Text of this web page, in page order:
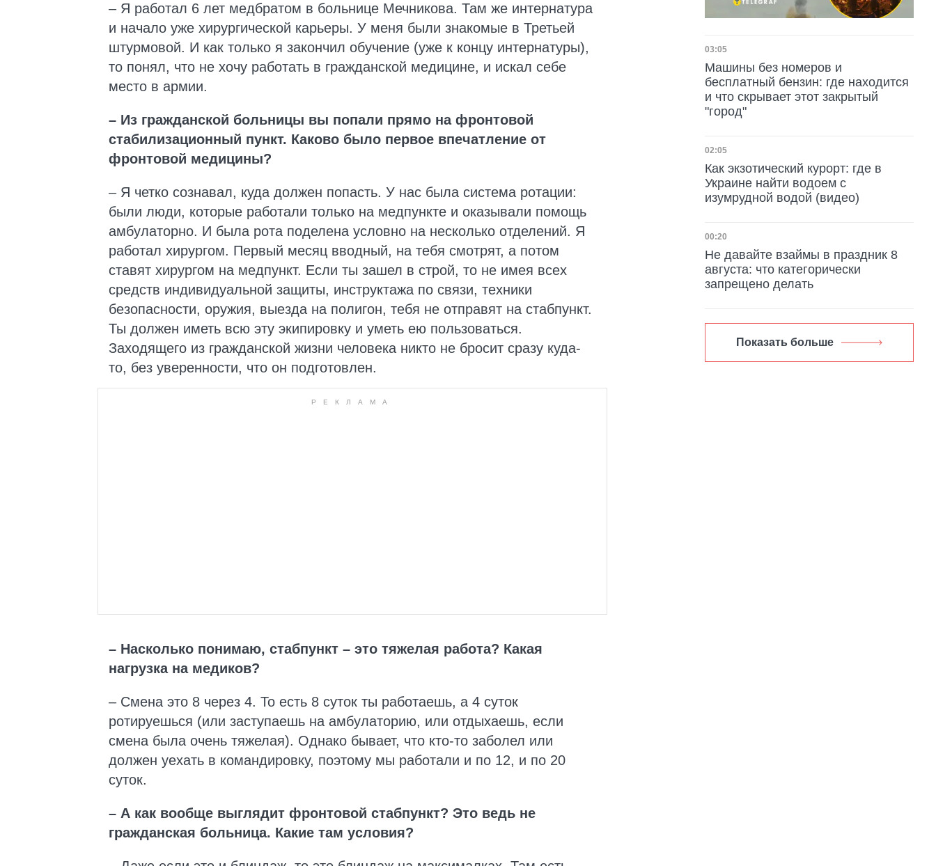
– Я работал 6 лет медбратом в больнице Мечникова. Там же интернатура
и начало уже хирургической карьеры. У меня были знакомые в Третьей
штурмовой. И как только я закончил обучение (уже к концу интернатуры),
то понял, что не хочу работать в гражданской медицине, и искал себе
место в армии.
– Из гражданской больницы вы попали прямо на фронтовой
стабилизационный пункт. Каково было первое впечатление от
фронтовой медицины?
– Я четко сознавал, куда должен попасть. У нас была система ротации:
были люди, которые работали только на медпункте и оказывали помощь
амбулаторно. И была рота поделена условно на несколько отделений. Я
работал хирургом. Первый месяц вводный, на тебя смотрят, а потом
ставят хирургом на медпункт. Если ты зашел в строй, то не имея всех
средств индивидуальной защиты, инструктажа по связи, техники
безопасности, оружия, выезда на полигон, тебя не отправят на стабпункт.
Ты должен иметь всю эту экипировку и уметь ею пользоваться.
Заходящего из гражданской жизни человека никто не бросит сразу куда-
то, без уверенности, что он подготовлен.
– Насколько понимаю, стабпункт – это тяжелая работа? Какая
нагрузка на медиков?
– Смена это 8 через 4. То есть 8 суток ты работаешь, а 4 суток
ротируешься (или заступаешь на амбулаторию, или отдыхаешь, если
смена была очень тяжелая). Однако бывает, что кто-то заболел или
должен уехать в командировку, поэтому мы работали и по 12, и по 20
суток.
– А как вообще выглядит фронтовой стабпункт? Это ведь не
гражданская больница. Какие там условия?
Дата публикации
03:05
Машины без номеров и
бесплатный бензин: где находится
и что скрывает этот закрытый
"город"
Дата публикации
02:05
Как экзотический курорт: где в
Украине найти водоем с
изумрудной водой (видео)
Дата публикации
00:20
Не давайте взаймы в праздник 8
августа: что категорически
запрещено делать
Показать больше